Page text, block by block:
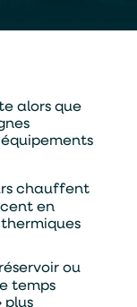
alors que
chauffent
en
ou
temps
plus